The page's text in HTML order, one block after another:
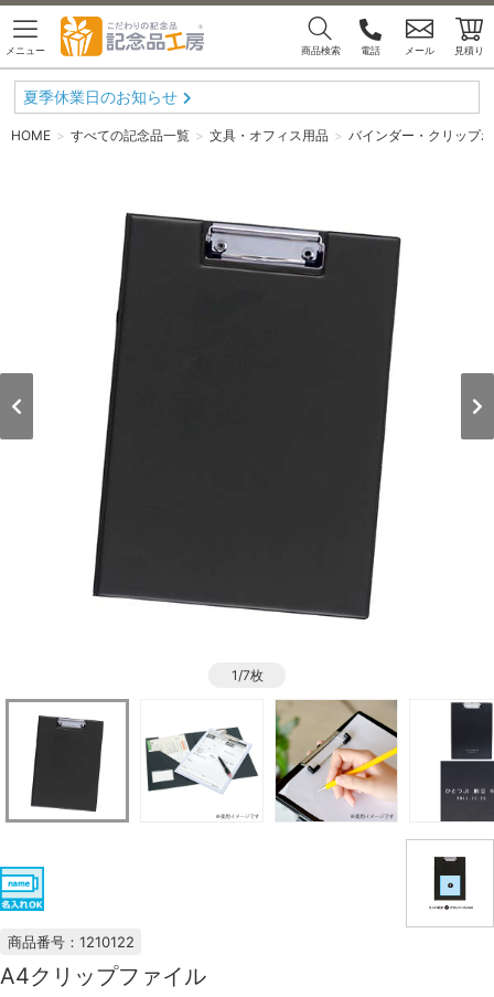
メニュー 商品検索 電話 メール 見積り
夏季休業日のお知らせ
HOME すべての記念品一覧 文具・オフィス用品 バインダー・クリップ
1/7枚
商品番号：1210122
A4クリップファイル